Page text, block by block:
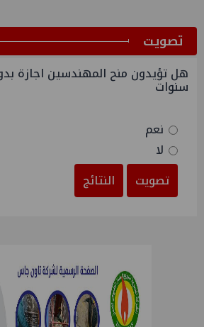
ﺗﺼﻮﻳﺖ
هل تؤيدون منح المهندسين اجازة
سنوات
نعم
لا
تصويت
النتائج